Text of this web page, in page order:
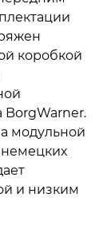
коробкой
BorgWarner.
модульной
и низким